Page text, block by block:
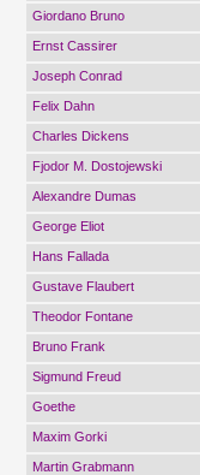
Giordano Bruno
Ernst Cassirer
Joseph Conrad
Felix Dahn
Charles Dickens
Fjodor M. Dostojewski
Alexandre Dumas
George Eliot
Hans Fallada
Gustave Flaubert
Theodor Fontane
Bruno Frank
Sigmund Freud
Goethe
Maxim Gorki
Martin Grabmann